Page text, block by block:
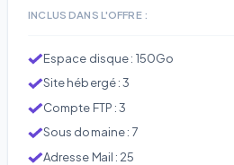
INCLUS DANS L'OFFRE :
Espace disque : 150Go
Site hébergé : 3
Compte FTP : 3
Sous domaine : 7
Adresse Mail : 25